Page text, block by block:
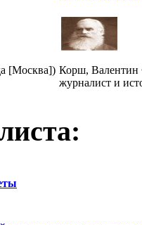
[Москва]) Корш, Валентин
журналист и